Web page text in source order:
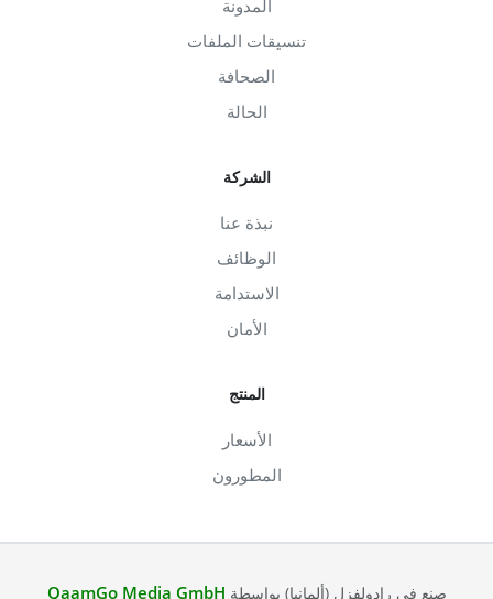
المدونة
تنسيقات الملفات
الصحافة
الحالة
الشركة
نبذة عنا
الوظائف
الاستدامة
الأمان
المنتج
الأسعار
المطورون
صنع في رادولفزل (ألمانيا) بواسطة QaamGo Media GmbH